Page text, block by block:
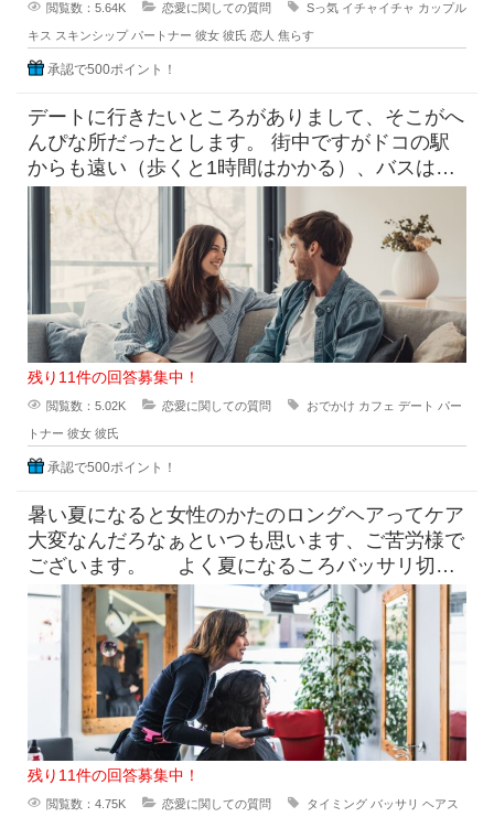
閲覧数：5.64K 恋愛に関しての質問 Sっ気 イチャイチャ カップル
キス スキンシップ パートナー 彼女 彼氏 恋人 焦らす
承認で500ポイント！
デートに行きたいところがありまして、そこがへ
んぴな所だったとします。 街中ですがドコの駅
からも遠い（歩くと1時間はかかる）、バスは出
てるけど本数少なめ。 目
残り11件の回答募集中！
閲覧数：5.02K 恋愛に関しての質問 おでかけ カフェ デート パー
トナー 彼女 彼氏
承認で500ポイント！
暑い夏になると女性のかたのロングヘアってケア
大変なんだろなぁといつも思います、ご苦労様で
ございます。 よく夏になるころバッサリ切っ
たらどうなのよって言っ
残り11件の回答募集中！
閲覧数：4.75K 恋愛に関しての質問 タイミング バッサリ ヘアス